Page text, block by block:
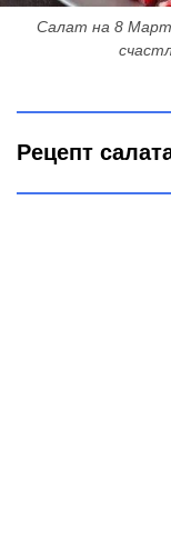
Салат на 8
Рецепт